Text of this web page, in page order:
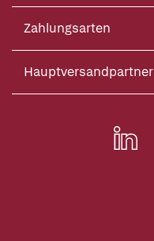
Zahlungsarten
Hauptversandpartner